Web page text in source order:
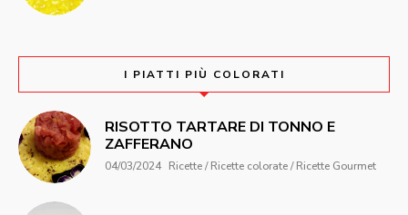
I PIATTI PIÙ COLORATI
RISOTTO TARTARE DI TONNO E
ZAFFERANO
04/03/2024 Ricette / Ricette colorate / Ricette Gourmet